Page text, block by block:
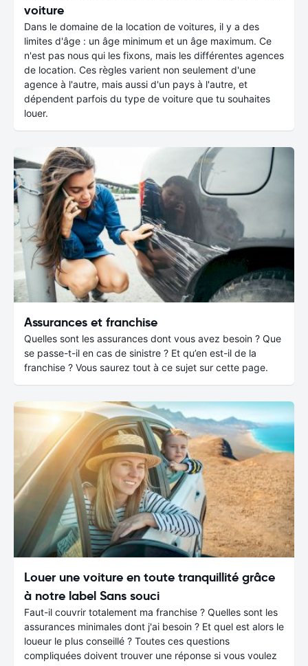
voiture
Dans le domaine de la location de voitures, il y a des
limites d'âge : un âge minimum et un âge maximum. Ce
n'est pas nous qui les fixons, mais les différentes agences
de location. Ces règles varient non seulement d'une
agence à l'autre, mais aussi d'un pays à l'autre, et
dépendent parfois du type de voiture que tu souhaites
louer.
Assurances et franchise
Quelles sont les assurances dont vous avez besoin ? Que
se passe-t-il en cas de sinistre ? Et qu’en est-il de la
franchise ? Vous saurez tout à ce sujet sur cette page.
Louer une voiture en toute tranquillité grâce
à notre label Sans souci
Faut-il couvrir totalement ma franchise ? Quelles sont les
assurances minimales dont j'ai besoin ? Et quel est alors le
loueur le plus conseillé ? Toutes ces questions
compliquées doivent trouver une réponse si vous voulez